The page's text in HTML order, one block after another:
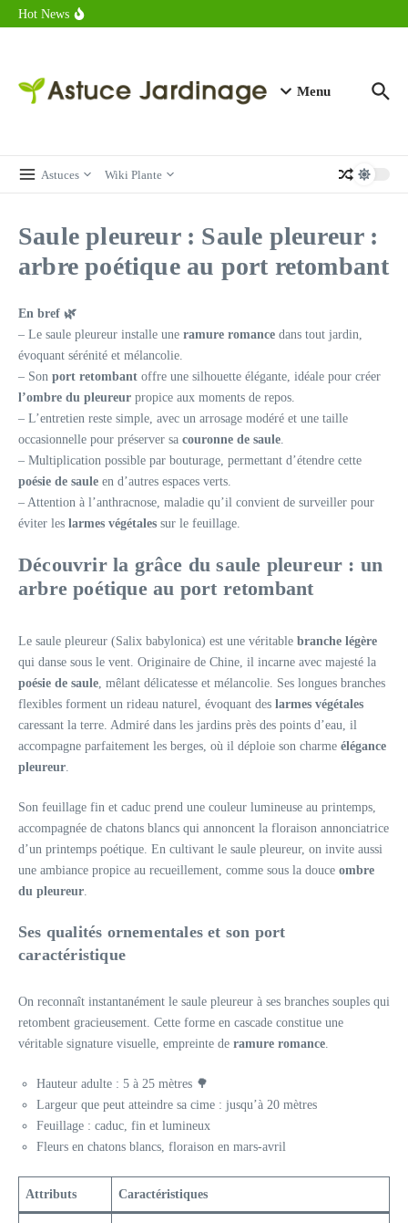
Aller au contenu
Hot News
Combien de calories dans un croque monsieur en 2025 ?
Menu
Astuces Wiki Plante
Saule pleureur : Saule pleureur :
arbre poétique au port retombant
En bref 🌿
– Le saule pleureur installe une ramure romance dans tout jardin,
évoquant sérénité et mélancolie.
– Son port retombant offre une silhouette élégante, idéale pour créer
l’ombre du pleureur propice aux moments de repos.
– L’entretien reste simple, avec un arrosage modéré et une taille
occasionnelle pour préserver sa couronne de saule.
– Multiplication possible par bouturage, permettant d’étendre cette
poésie de saule en d’autres espaces verts.
– Attention à l’anthracnose, maladie qu’il convient de surveiller pour
éviter les larmes végétales sur le feuillage.
Découvrir la grâce du saule pleureur : un
arbre poétique au port retombant
Le saule pleureur (Salix babylonica) est une véritable branche légère
qui danse sous le vent. Originaire de Chine, il incarne avec majesté la
poésie de saule, mêlant délicatesse et mélancolie. Ses longues branches
flexibles forment un rideau naturel, évoquant des larmes végétales
caressant la terre. Admiré dans les jardins près des points d’eau, il
accompagne parfaitement les berges, où il déploie son charme élégance
pleureur.
Son feuillage fin et caduc prend une couleur lumineuse au printemps,
accompagnée de chatons blancs qui annoncent la floraison annonciatrice
d’un printemps poétique. En cultivant le saule pleureur, on invite aussi
une ambiance propice au recueillement, comme sous la douce ombre
du pleureur.
Ses qualités ornementales et son port
caractéristique
On reconnaît instantanément le saule pleureur à ses branches souples qui
retombent gracieusement. Cette forme en cascade constitue une
véritable signature visuelle, empreinte de ramure romance.
Hauteur adulte : 5 à 25 mètres 🌳
Largeur que peut atteindre sa cime : jusqu’à 20 mètres
Feuillage : caduc, fin et lumineux
Fleurs en chatons blancs, floraison en mars-avril
Attributs Caractéristiques